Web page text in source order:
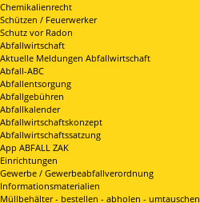
Chemikalienrecht
Schützen / Feuerwerker
Schutz vor Radon
Abfallwirtschaft
Aktuelle Meldungen Abfallwirtschaft
Abfall-ABC
Abfallentsorgung
Abfallgebühren
Abfallkalender
Abfallwirtschaftskonzept
Abfallwirtschaftssatzung
App ABFALL ZAK
Einrichtungen
Gewerbe / Gewerbeabfallverordnung
Informationsmaterialien
Müllbehälter - bestellen - abholen - umtauschen